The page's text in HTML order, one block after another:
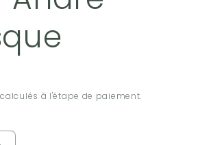
calculés à l'étape de paiement.